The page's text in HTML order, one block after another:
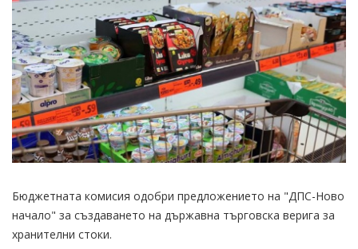
Бюджетната комисия одобри предложението на "ДПС-Ново
начало" за създаването на държавна търговска верига за
хранителни стоки.